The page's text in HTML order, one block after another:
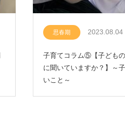
思春期 2023.08.04
子育てコラム⑤【子ども
に聞いていますか？】～
いこと～